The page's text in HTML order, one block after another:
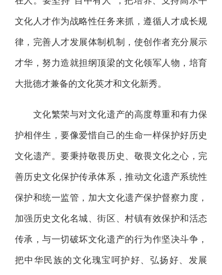
文化人才作为战略性任务来抓，遵循人才成长规
律，完善人才发展体制机制，使创作者充分展示
才华，努力造就担纲顶梁的文化领军人物，培育
大批德才兼备的文化英才和文化新秀。
文化繁荣与对文化遗产的高度尊重和有力保
护相伴生，要像爱惜自己的生命一样保护好历史
文化遗产。要秉持敬畏历史、敬畏文化之心，完
善历史文化保护传承体系，推动文化遗产系统性
保护和统一监管，加大文化遗产保护督察力度，
加强历史文化名城、街区、村镇有效保护和活态
传承，与一切破坏文化遗产的行为作坚决斗争，
把中华民族的文化瑰宝呵护好、弘扬好、发展